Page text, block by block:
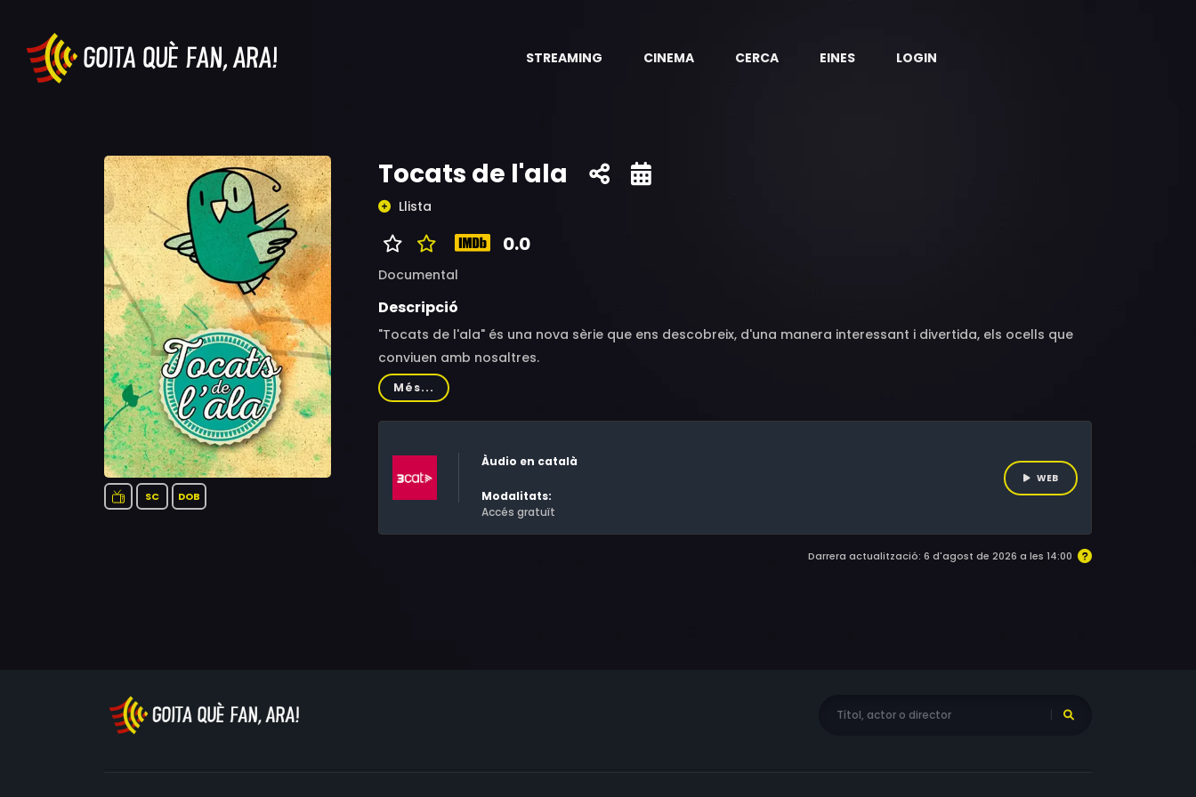
STREAMING CINEMA CERCA EINES LOGIN
SC DOB
Tocats de l'ala
Llista
0.0
Documental
Descripció
"Tocats de l'ala" és una nova sèrie que ens descobreix, d'una manera interessant i divertida, els ocells que
conviuen amb nosaltres.
Més...
Àudio en català
Modalitats:
Accés gratuït
WEB
Darrera actualització: 6 d'agost de 2026 a les 14:00